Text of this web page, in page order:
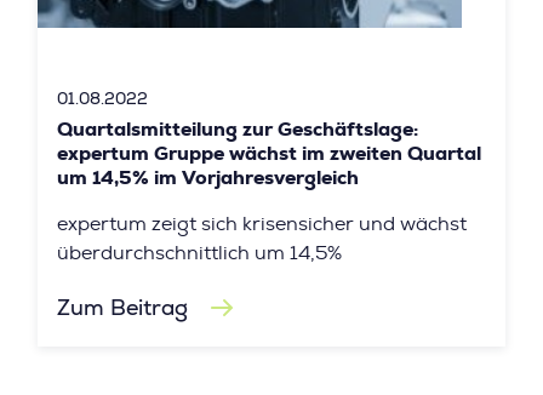
01.08.2022
Quartalsmitteilung zur Geschäftslage:
expertum Gruppe wächst im zweiten Quartal
um 14,5% im Vorjahresvergleich
expertum zeigt sich krisensicher und wächst
überdurchschnittlich um 14,5%
Zum Beitrag